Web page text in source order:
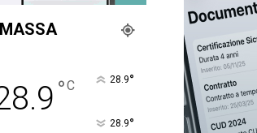
°C 28.9°
28.9°